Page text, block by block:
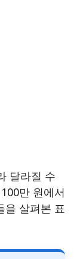
달라질 수
만 원에서
을 살펴본 표